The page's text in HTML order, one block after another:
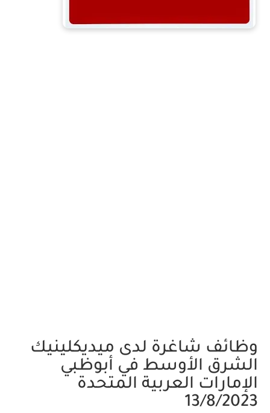
وظائف شاغرة لدى ميديكلينيك
الشرق الأوسط في أبوظبي
الإمارات العربية المتحدة
13/8/2023